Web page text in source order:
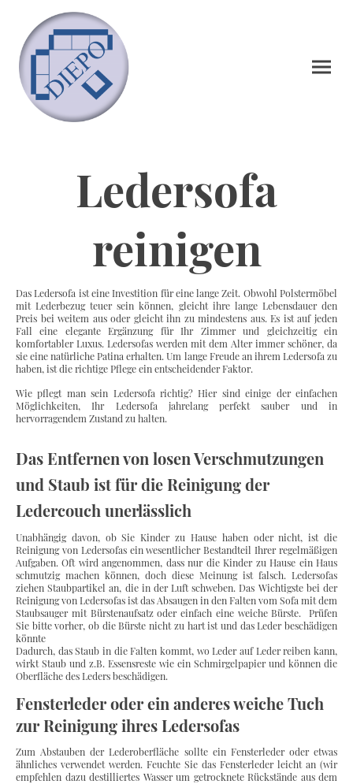
Das Ledersofa ist eine Investition für eine lange Zeit. Obwohl Polstermöbel
mit Lederbezug teuer sein können, gleicht ihre lange Lebensdauer den
Preis bei weitem aus oder gleicht ihn zu mindestens aus. Es ist auf jeden
Fall eine elegante Ergänzung für Ihr Zimmer und gleichzeitig ein
komfortabler Luxus. Ledersofas werden mit dem Alter immer schöner, da
sie eine natürliche Patina erhalten. Um lange Freude an ihrem Ledersofa zu
haben, ist die richtige Pflege ein entscheidender Faktor.
Wie pflegt man sein Ledersofa richtig? Hier sind einige der einfachen
Möglichkeiten, Ihr Ledersofa jahrelang perfekt sauber und in
hervorragendem Zustand zu halten.
Ledersofa
reinigen
Das Entfernen von losen Verschmutzungen
und Staub ist für die Reinigung der
Ledercouch unerlässlich
Unabhängig davon, ob Sie Kinder zu Hause haben oder nicht, ist die
Reinigung von Ledersofas ein wesentlicher Bestandteil Ihrer regelmäßigen
Aufgaben. Oft wird angenommen, dass nur die Kinder zu Hause ein Haus
schmutzig machen können, doch diese Meinung ist falsch. Ledersofas
ziehen Staubpartikel an, die in der Luft schweben. Das Wichtigste bei der
Reinigung von Ledersofas ist das Absaugen in den Falten vom Sofa mit dem
Staubsauger mit Bürstenaufsatz oder einfach eine weiche Bürste. Prüfen
Sie bitte vorher, ob die Bürste nicht zu hart ist und das Leder beschädigen
könnte
Dadurch, das Staub in die Falten kommt, wo Leder auf Leder reiben kann,
wirkt Staub und z.B. Essensreste wie ein Schmirgelpapier und können die
Oberfläche des Leders beschädigen.
Fensterleder oder ein anderes weiche Tuch
zur Reinigung ihres Ledersofas
Zum Abstauben der Lederoberfläche sollte ein Fensterleder oder etwas
ähnliches verwendet werden. Feuchte Sie das Fensterleder leicht an (wir
empfehlen dazu destilliertes Wasser um getrocknete Rückstände aus dem